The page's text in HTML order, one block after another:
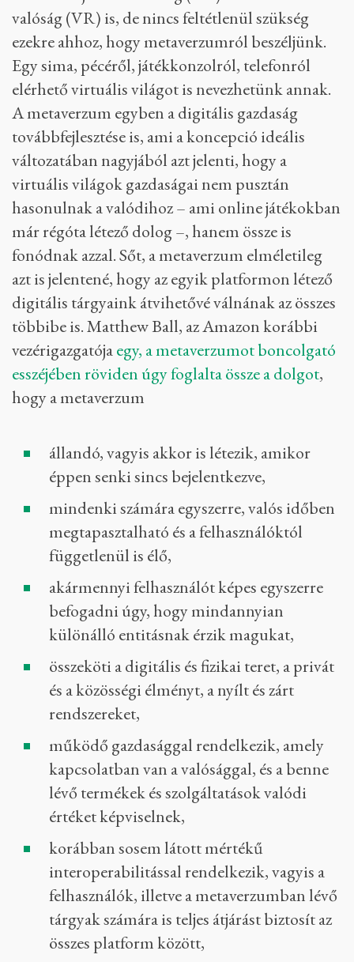
valóság (VR) is, de nincs feltétlenül szükség
ezekre ahhoz, hogy metaverzumról beszéljünk.
Egy sima, pécéről, játékkonzolról, telefonról
elérhető virtuális világot is nevezhetünk annak.
A metaverzum egyben a digitális gazdaság
továbbfejlesztése is, ami a koncepció ideális
változatában nagyjából azt jelenti, hogy a
virtuális világok gazdaságai nem pusztán
hasonulnak a valódihoz – ami online játékokban
már régóta létező dolog –, hanem össze is
fonódnak azzal. Sőt, a metaverzum elméletileg
azt is jelentené, hogy az egyik platformon létező
digitális tárgyaink átvihetővé válnának az összes
többibe is. Matthew Ball, az Amazon korábbi
vezérigazgatójaegy, a metaverzumot boncolgató
esszéjében röviden úgy foglalta össze a dolgot,
hogy a metaverzum
állandó, vagyis akkor is létezik, amikor
éppen senki sincs bejelentkezve,
mindenki számára egyszerre, valós időben
megtapasztalható és a felhasználóktól
függetlenül is élő,
akármennyi felhasználót képes egyszerre
befogadni úgy, hogy mindannyian
különálló entitásnak érzik magukat,
összeköti a digitális és fizikai teret, a privát
és a közösségi élményt, a nyílt és zárt
rendszereket,
működő gazdasággal rendelkezik, amely
kapcsolatban van a valósággal, és a benne
lévő termékek és szolgáltatások valódi
értéket képviselnek,
korábban sosem látott mértékű
interoperabilitással rendelkezik, vagyis a
felhasználók, illetve a metaverzumban lévő
tárgyak számára is teljes átjárást biztosít az
összes platform között,